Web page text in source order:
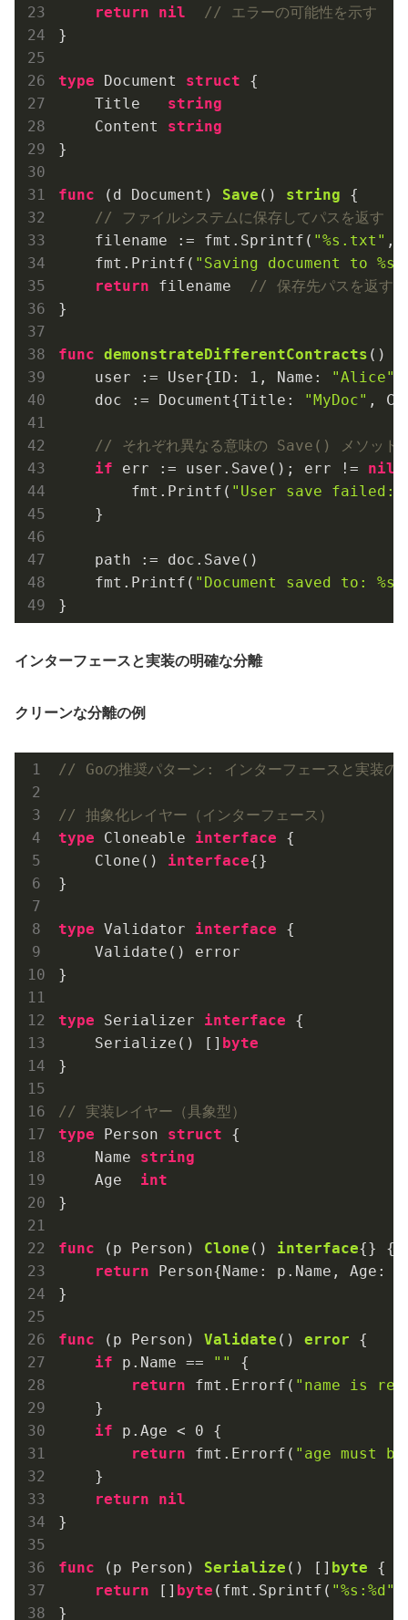
return
nil
// エラーの可能性を示す
}
type Document struct {
    Title
string
    Content
string
}
func (d Document) Save () string {
// ファイルシステムに保存してパスを返す
    filename := fmt.Sprintf(
"%s.txt" ,
    fmt.Printf(
"Saving document to
return filename // 保存先パスを返す
}
func demonstrateDifferentContracts ()
    user := User{ID:
1 , Name: "Alice"
    doc := Document{Title:
"MyDoc" ,
// それぞれ異なる意味の Save() メソッド
if err := user.Save(); err != nil
        fmt.Printf(
"User save failed:
    }
    path := doc.Save()
    fmt.Printf(
"Document saved to:
インターフェースと実装の明確な分離
クリーンな分離の例
// Goの推奨パターン: インターフェースと実装の
// 抽象化レイヤー（インターフェース）
type Cloneable interface {
    Clone()
interface{}
}
type Validator interface {
    Validate() error
}
type Serializer interface {
    Serialize() []
byte
}
// 実装レイヤー（具象型）
type Person struct {
    Name
string
    Age
int
}
func (p Person) Clone () interface{} {
return Person{Name: p.Name, Age:
}
func (p Person) Validate () error {
if p.Name == ""
{
return fmt.Errorf( "name is
    }
if p.Age < 0 {
return fmt.Errorf( "age must
    }
return
nil
}
func (p Person) Serialize () [] byte {
return [] byte (fmt.Sprintf( "%s:%d"
}